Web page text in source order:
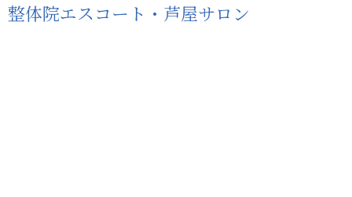
整体院エスコート・芦屋サロン